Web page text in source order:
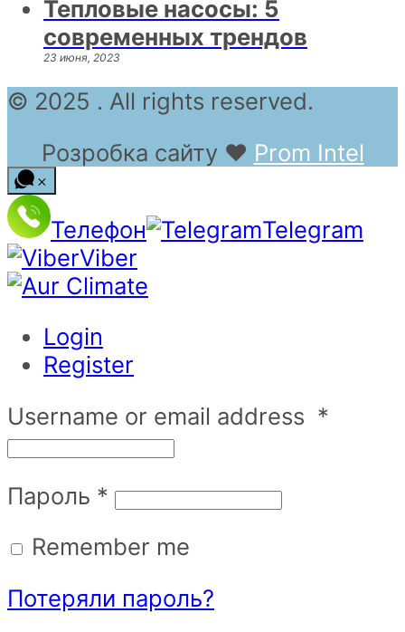
Тепловые насосы: 5
современных трендов
23 июня, 2023
© 2025 . All rights reserved.
Розробка сайту ❤ Prom Intel
Телефон
Telegram
Viber
Login
Register
Username or email address *
Пароль *
Remember me
Потеряли пароль?